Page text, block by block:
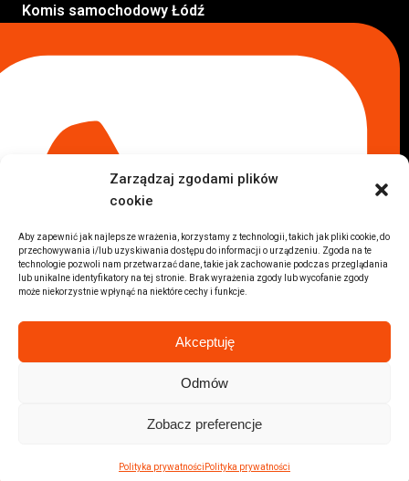
Zarządzaj zgodami plików
cookie
Aby zapewnić jak najlepsze wrażenia, korzystamy z technologii, takich jak pliki cookie, do
przechowywania i/lub uzyskiwania dostępu do informacji o urządzeniu. Zgoda na te
technologie pozwoli nam przetwarzać dane, takie jak zachowanie podczas przeglądania
lub unikalne identyfikatory na tej stronie. Brak wyrażenia zgody lub wycofanie zgody
może niekorzystnie wpłynąć na niektóre cechy i funkcje.
Akceptuję
Odmów
Zobacz preferencje
Polityka prywatności Polityka prywatności
Komis samochodowy Łódź
Komis samochodowy Radom
Komis samochodowy Lublin
Komis samochodowy Sochaczew
Inne Lokalizacje
Auta z USA Rzeszów
Auta z USA Białystok
Auta z USA Kraków
Marki samochodów
Sprzedam BMW
Wszystkie marki samochodów
Partner:Sellele.pl - skup telefonów online